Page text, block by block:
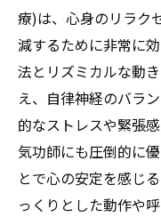
のバランス
気功治療(
イ能力天啓
本
天啓気功治
の整合がも
天啓気功治
療)は、心身のリラク
減するために非常に
法とリズミカルな動
え、自律神経のバラ
的なストレスや緊張
気功師にも圧倒的に
とで心の安定を感じ
っくりとした動作や